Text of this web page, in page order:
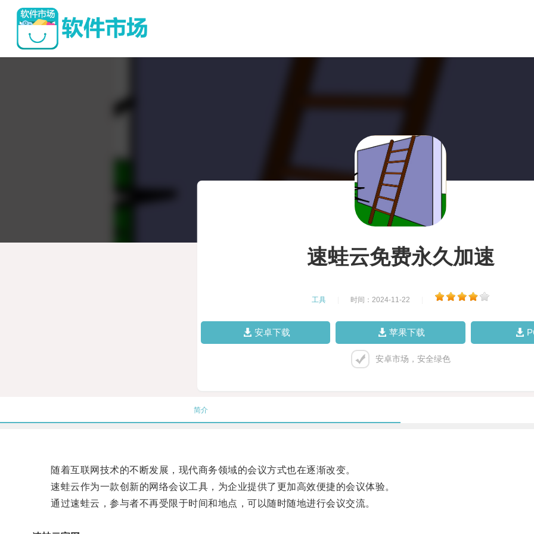
速蛙云免费永久加速
工具 时间：2024-11-22
安卓下载 苹果下载
安卓市场，安全绿色
简介
随着互联网技术的不断发展，现代商务领域的会议方式也在逐渐改变。
速蛙云作为一款创新的网络会议工具，为企业提供了更加高效便捷的会议体验。
通过速蛙云，参与者不再受限于时间和地点，可以随时随地进行会议交流。